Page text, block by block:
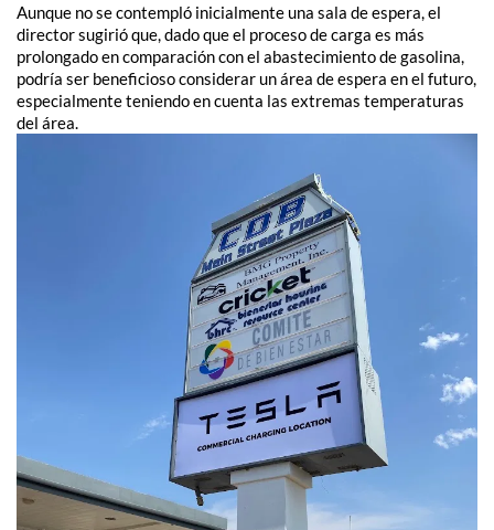
Aunque no se contempló inicialmente una sala de espera, el
director sugirió que, dado que el proceso de carga es más
prolongado en comparación con el abastecimiento de gasolina,
podría ser beneficioso considerar un área de espera en el futuro,
especialmente teniendo en cuenta las extremas temperaturas
del área.